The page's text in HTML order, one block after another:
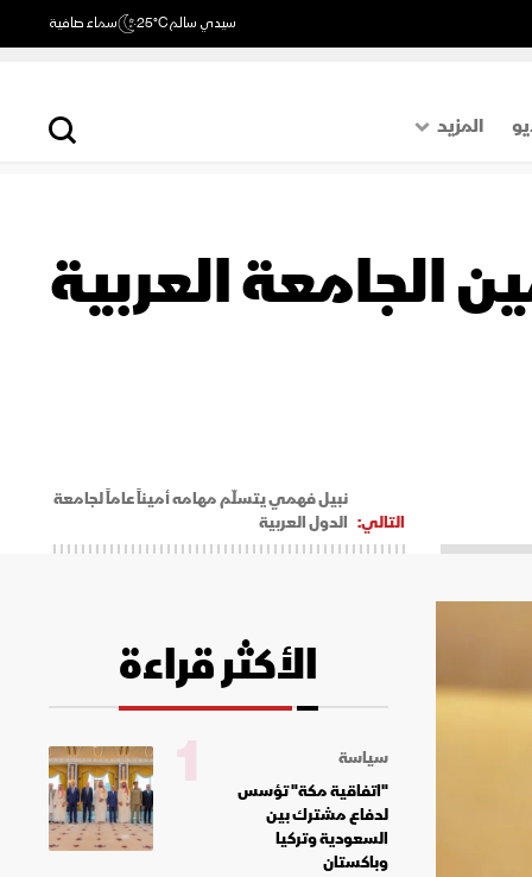
سيدي سالم25°C سماء صافية
المزيد
اقتصادالجامعة العربية
التالي:
نبيل فهمي يتسلّم مهامه أميناً عاماً لجامعة
الدول العربية
الأكثر قراءة
سياسة
"اتفاقية مكة" تؤسس
لدفاع مشترك بين
السعودية وتركيا
وباكستان
1